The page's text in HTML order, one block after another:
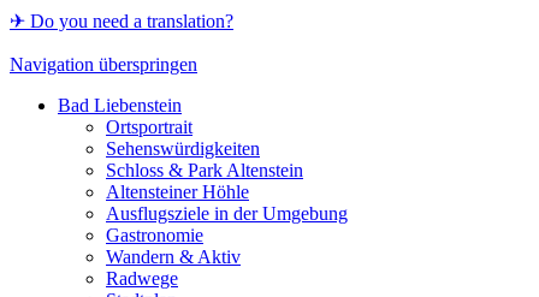
✈ Do you need a translation?
Navigation überspringen
Bad Liebenstein
Ortsportrait
Sehenswürdigkeiten
Schloss & Park Altenstein
Altensteiner Höhle
Ausflugsziele in der Umgebung
Gastronomie
Wandern & Aktiv
Radwege